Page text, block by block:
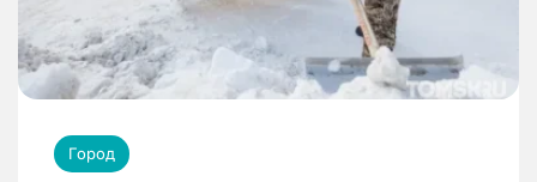
Город